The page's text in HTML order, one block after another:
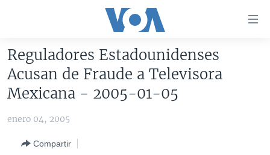
accesibilidad
al
contenido
Salte
AMÉRICA DEL NORTE
VOA VERIFICA INMIGRACIÓN
ARGENTINA
CHINA EN AMÉRICA LATINA
Reguladores Estadounidenses
Acusan de Fraude a Televisora
Mexicana - 2005-01-05
enero 04, 2005
Compartir